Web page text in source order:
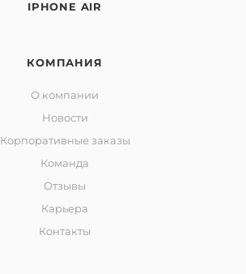
IPHONE AIR
КОМПАНИЯ
О компании
Новости
Корпоративные заказы
Команда
Отзывы
Карьера
Контакты